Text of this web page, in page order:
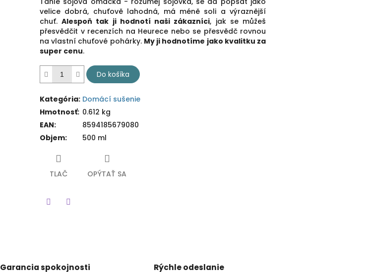
velice dobrá, chuťově lahodná, má méně soli a výraznější
chuť.Alespoň tak ji hodnotí naši zákazníci, jak se můžeš
přesvědčit v recenzích na Heurece nebo se přesvědč rovnou
na vlastní chuťové pohárky. My ji hodnotíme jako kvalitku za
super cenu.
Do košíka
Kategória: Domácí sušenie
Hmotnosť: 0.612 kg
EAN:
8594185679080
Objem: 500 ml
TLAČ OPÝTAŤ SA
Garancia spokojnosti Rýchle odeslanie